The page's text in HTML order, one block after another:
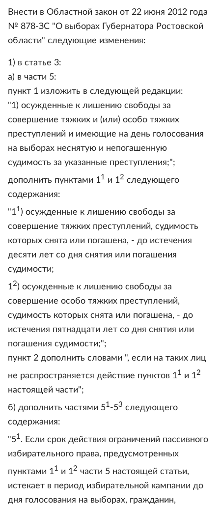
Внести в Областной закон от 22 июня 2012 года
№ 878-ЗС "О выборах Губернатора Ростовской
области" следующие изменения:
1) в статье 3:
а) в части 5:
пункт 1 изложить в следующей редакции:
"1) осужденные к лишению свободы за
совершение тяжких и (или) особо тяжких
преступлений и имеющие на день голосования
на выборах неснятую и непогашенную
судимость за указанные преступления;";
дополнить пунктами 11 и 12 следующего
содержания:
"11) осужденные к лишению свободы за
совершение тяжких преступлений, судимость
которых снята или погашена, - до истечения
десяти лет со дня снятия или погашения
судимости;
12) осужденные к лишению свободы за
совершение особо тяжких преступлений,
судимость которых снята или погашена, - до
истечения пятнадцати лет со дня снятия или
погашения судимости;";
пункт 2 дополнить словами ", если на таких лиц
не распространяется действие пунктов 11 и 12
настоящей части";
б) дополнить частями 51-53 следующего
содержания:
"51. Если срок действия ограничений пассивного
избирательного права, предусмотренных
пунктами 11 и 12 части 5 настоящей статьи,
истекает в период избирательной кампании до
дня голосования на выборах, гражданин,